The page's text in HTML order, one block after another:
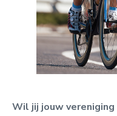
Wil jij jouw